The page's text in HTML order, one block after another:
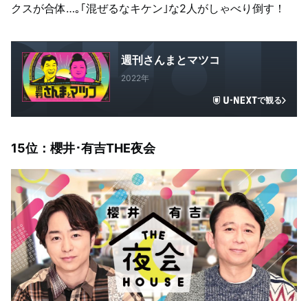
クスが合体…｡｢混ぜるなキケン｣な2人がしゃべり倒す！
週刊さんまとマツコ
2022年
で観る
15位：櫻井･有吉THE夜会